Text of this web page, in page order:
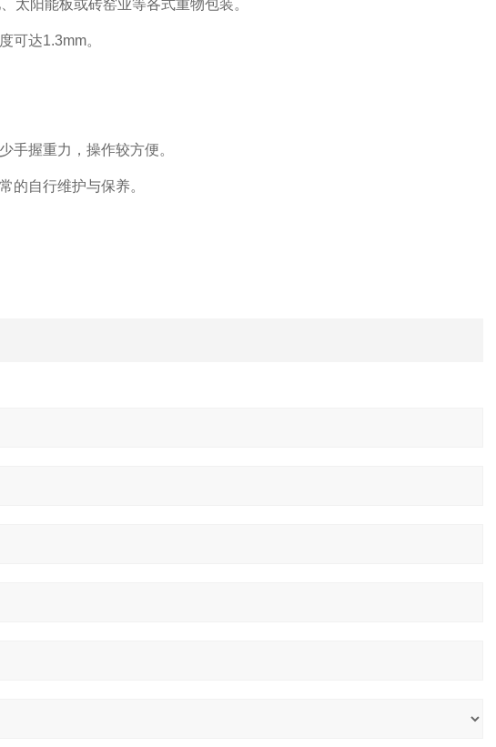
太阳能板或砖窑业等各式重物包装。
可达1.3mm。
手握重力，操作较方便。
的自行维护与保养。